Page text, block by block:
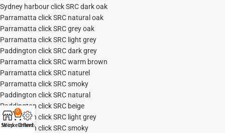
Sydney harbour click SRC dark oak
Parramatta click SRC natural oak
Parramatta click SRC grey oak
Parramatta click SRC light grey
Paddington click SRC dark grey
Parramatta click SRC warm brown
Parramatta click SRC naturel
Parramatta click SRC smoky
Paddington click SRC natural
Paddington click SRC beige
Paddington click SRC light grey
Paddington click SRC smoky
Shop
0
Winkelmand
Offerte